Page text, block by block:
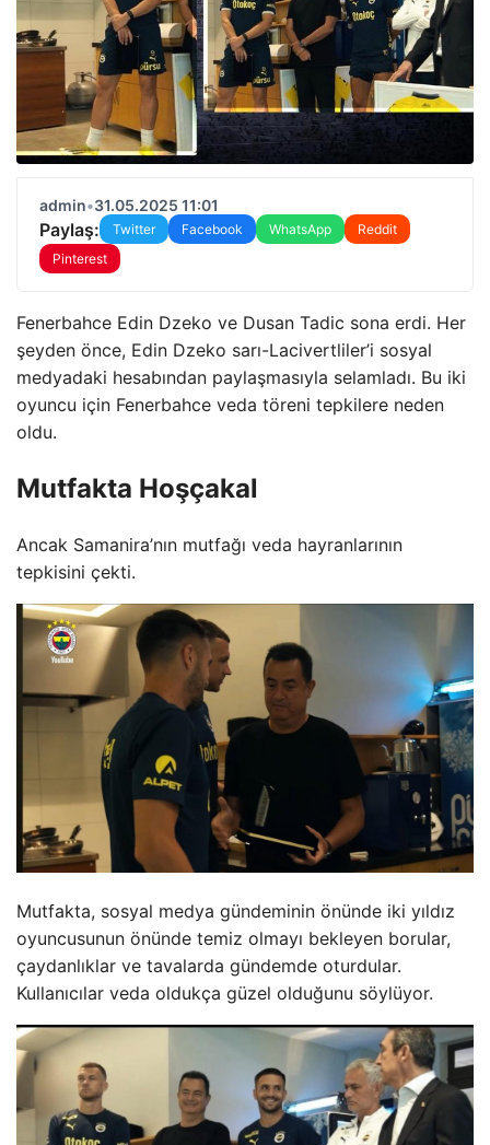
admin•31.05.2025 11:01
Paylaş: Twitter Facebook WhatsApp
Reddit
Pinterest
Fenerbahce Edin Dzeko ve Dusan Tadic sona erdi. Her
şeyden önce, Edin Dzeko sarı-Lacivertliler’i sosyal
medyadaki hesabından paylaşmasıyla selamladı. Bu iki
oyuncu için Fenerbahce veda töreni tepkilere neden
oldu.
Mutfakta Hoşçakal
Ancak Samanira’nın mutfağı veda hayranlarının
tepkisini çekti.
Mutfakta, sosyal medya gündeminin önünde iki yıldız
oyuncusunun önünde temiz olmayı bekleyen borular,
çaydanlıklar ve tavalarda gündemde oturdular.
Kullanıcılar veda oldukça güzel olduğunu söylüyor.